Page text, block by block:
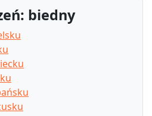
biedny